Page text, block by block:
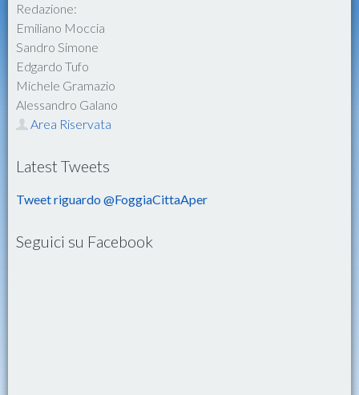
Redazione:
Emiliano Moccia
Sandro Simone
Edgardo Tufo
Michele Gramazio
Alessandro Galano
Area Riservata
Latest Tweets
Tweet riguardo @FoggiaCittaAper
Seguici su Facebook